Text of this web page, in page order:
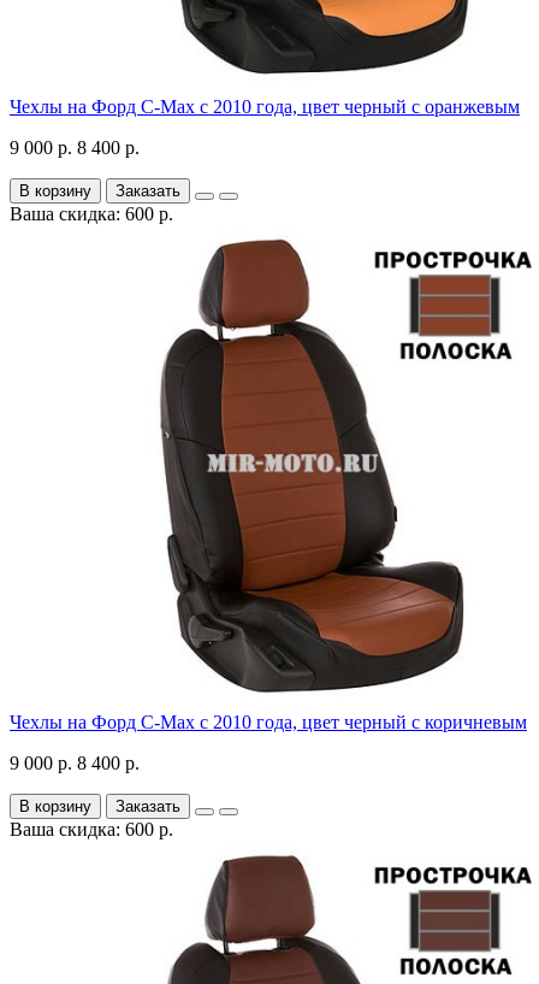
Чехлы на Форд C-Max с 2010 года, цвет черный с оранжевым
9 000 р. 8 400 р.
В корзину Заказать
Ваша скидка: 600 р.
Чехлы на Форд C-Max с 2010 года, цвет черный с коричневым
9 000 р. 8 400 р.
В корзину Заказать
Ваша скидка: 600 р.